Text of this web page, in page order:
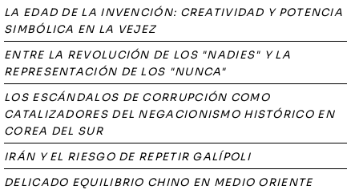
LA EDAD DE LA INVENCIÓN: CREATIVIDAD Y POTENCIA
SIMBÓLICA EN LA VEJEZ
ENTRE LA REVOLUCIÓN DE LOS "NADIES" Y LA
REPRESENTACIÓN DE LOS "NUNCA"
LOS ESCÁNDALOS DE CORRUPCIÓN COMO
CATALIZADORES DEL NEGACIONISMO HISTÓRICO EN
COREA DEL SUR
IRÁN Y EL RIESGO DE REPETIR GALÍPOLI
DELICADO EQUILIBRIO CHINO EN MEDIO ORIENTE